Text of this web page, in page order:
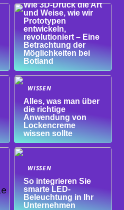
Wie 3D-Druck die Art
und Weise, wie wir
Prototypen
entwickeln,
revolutioniert – Eine
Betrachtung der
Möglichkeiten bei
Botland
WISSEN
Alles, was man über
die richtige
Anwendung von
Lockencreme
wissen sollte
WISSEN
So integrieren Sie
smarte LED-
Beleuchtung in Ihr
Unternehmen